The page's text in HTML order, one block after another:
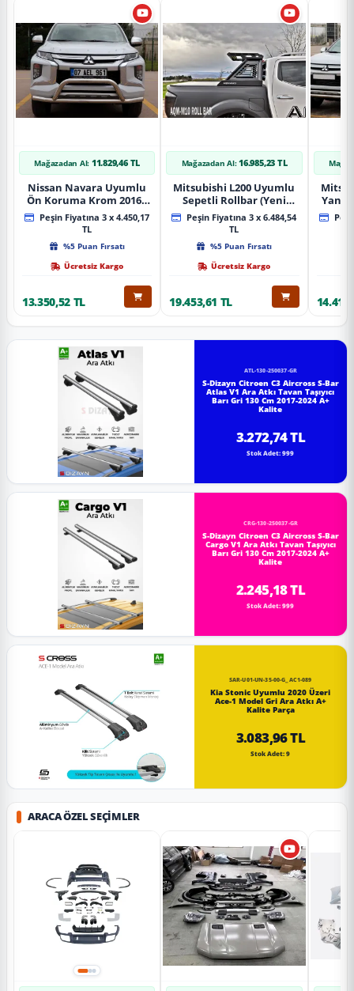
Mağazadan Al: 11.829,46 TL
Nissan Navara Uyumlu
Ön Koruma Krom 2016+
Pst14 Parça
Peşin Fiyatına 3 x 4.450,17
TL
%5 Puan Fırsatı
Ücretsiz Kargo
13.350,52 TL
Mağazadan Al: 16.985,23 TL
Mitsubishi L200 Uyumlu
Sepetli Rollbar (Yeni
Nesil Sepetli Roll Bar
Aqm-M10)
Peşin Fiyatına 3 x 6.484,54
TL
%5 Puan Fırsatı
Ücretsiz Kargo
19.453,61 TL
Yan
ATL-130-250037-GR
S-Dizayn Citroen C3 Aircross S-Bar
Atlas V1 Ara Atkı Tavan Taşıyıcı
Barı Gri 130 Cm 2017-2024 A+
Kalite
3.272,74 TL
Stok Adet: 999
CRG-130-250037-GR
S-Dizayn Citroen C3 Aircross S-Bar
Cargo V1 Ara Atkı Tavan Taşıyıcı
Barı Gri 130 Cm 2017-2024 A+
Kalite
2.245,18 TL
Stok Adet: 999
SAR-U01-UN-35-00-G_AC1-089
Kia Stonic Uyumlu 2020 Üzeri
Ace-1 Model Gri Ara Atkı A+
Kalite Parça
3.083,96 TL
Stok Adet: 9
ARACA ÖZEL SEÇIMLER